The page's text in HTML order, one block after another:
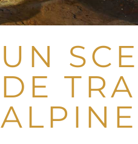
UN
DE